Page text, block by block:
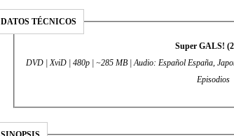
DATOS TÉCNICOS
Super GALS!
DVD | XviD | 480p | ~285 MB | Audio: Español España,
Episodios